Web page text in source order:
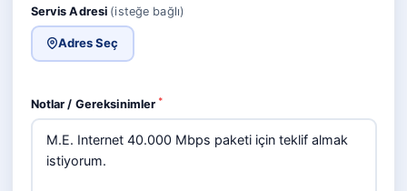
Servis Adresi (isteğe bağlı)
Adres Seç
Notlar / Gereksinimler *